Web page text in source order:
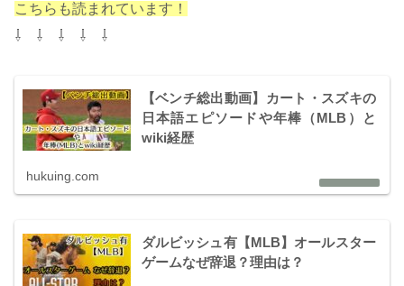
こちらも読まれています！
⇩ ⇩ ⇩ ⇩ ⇩
【ベンチ総出動画】カート・スズキの
日本語エピソードや年棒（MLB）と
wiki経歴
hukuing.com
ダルビッシュ有【MLB】オールスター
ゲームなぜ辞退？理由は？